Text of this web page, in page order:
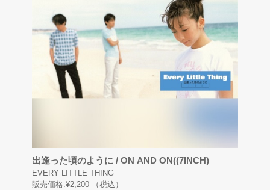
出逢った頃のように / ON AND ON((7INCH)
EVERY LITTLE THING
販売価格:¥2,200
（税込）